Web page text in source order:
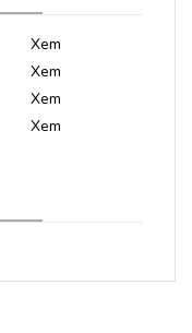
Xem
Xem
Xem
Xem